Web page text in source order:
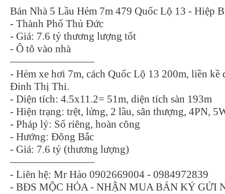
Bán Nhà 5 Lầu Hẻm 7m 479 Quốc Lộ 13 - Hiệp
- Thành Phố Thủ Đức
- Giá: 7.6 tỷ thương lượng tốt
- Ô tô vào nhà
————————
- Hẻm xe hơi 7m, cách Quốc Lộ 13 200m, liền kề
Đinh Thị Thi.
- Diện tích: 4.5x11.2= 51m, diện tích sàn 193m
- Hiện trạng: trệt, lửng, 2 lầu, sân thượng, 4PN,
- Pháp lý: Sổ riêng, hoàn công
- Hướng: Đông Bắc
- Giá: 7.6 tỷ (thương lượng)
————————
- Liên hệ: Mr Hảo 0902669004 - 0984972839
- BĐS MỘC HỎA - NHẬN MUA BÁN KÝ GỬI